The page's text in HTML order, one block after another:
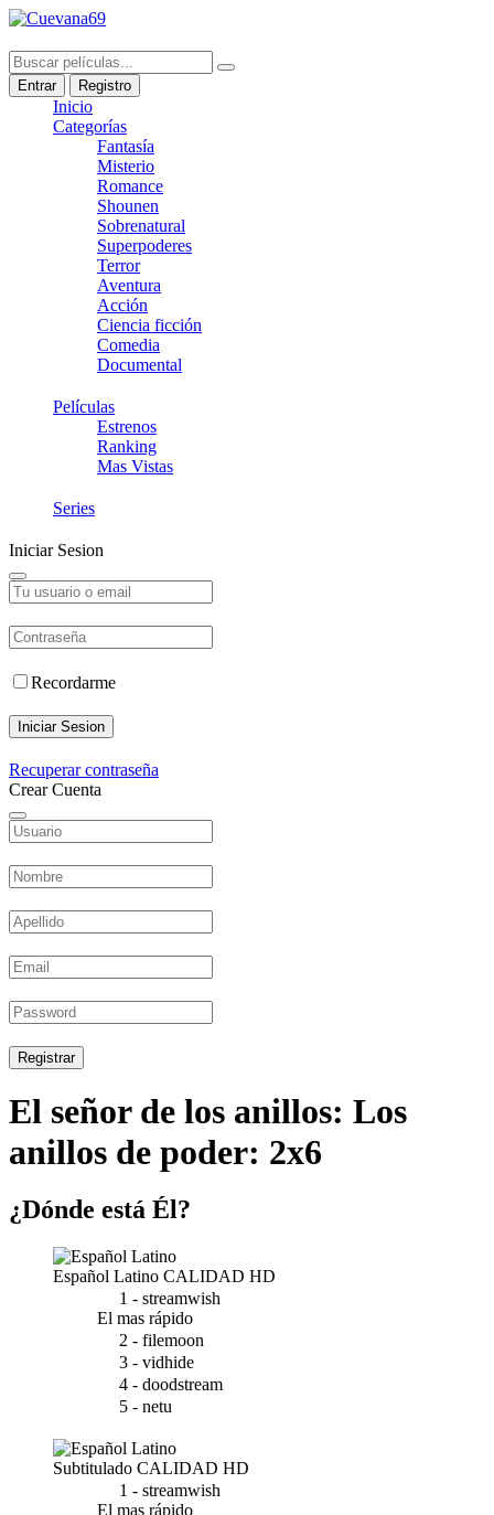
Entrar Registro
Inicio
Categorías
Fantasía
Misterio
Romance
Shounen
Sobrenatural
Superpoderes
Terror
Aventura
Acción
Ciencia ficción
Comedia
Documental
Películas
Estrenos
Ranking
Mas Vistas
Series
Iniciar Sesion
Recordarme
Iniciar Sesion
Recuperar contraseña
Crear Cuenta
Registrar
El señor de los anillos: Los
anillos de poder: 2x6
¿Dónde está Él?
Español Latino CALIDAD HD
1 - streamwish
El mas rápido
2 - filemoon
3 - vidhide
4 - doodstream
5 - netu
Subtitulado CALIDAD HD
1 - streamwish
El mas rápido